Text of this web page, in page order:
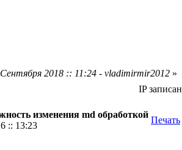
Сентября 2018 :: 11:24 - vladimirmir2012»
IP записан
изменения md обработкой
:: 13:23
Печать